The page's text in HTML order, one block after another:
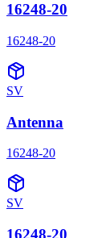
16248-20
16248-20
SV
Antenna
16248-20
SV
16248-20